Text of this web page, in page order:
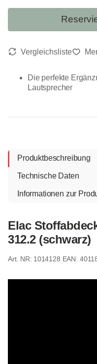
Die perfekte
Lautsprecher
Produktbeschreibung
Technische Daten
Informationen zur
Elac
312.2 (schwarz)
1014128 EAN: